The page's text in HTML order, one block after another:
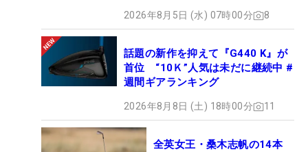
2026年8月5日 (水) 07時00分 8
話題の新作を抑えて『G440 K』が
首位 “10Ｋ”人気は未だに継続中 #
週間ギアランキング
2026年8月8日 (土) 18時00分 11
全英女王・桑木志帆の14本